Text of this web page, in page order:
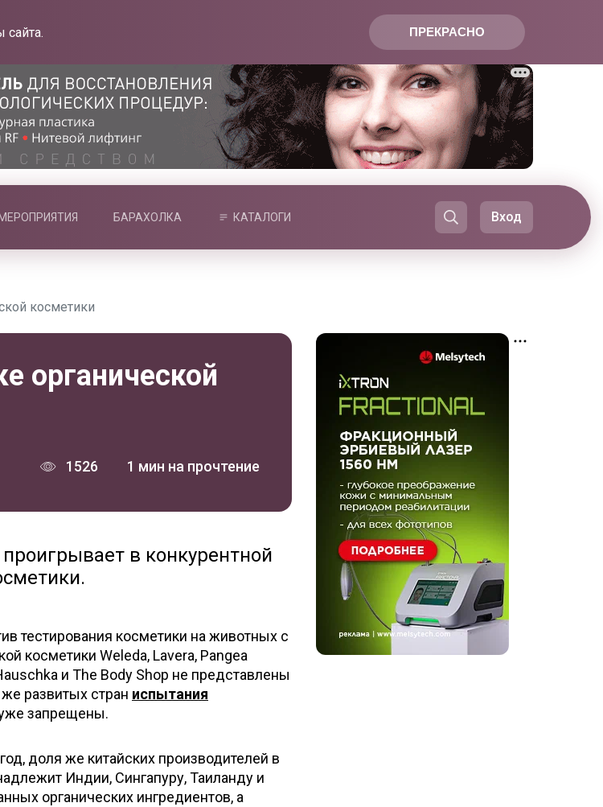
ПРЕКРАСНО
МЕРОПРИЯТИЯ БАРАХОЛКА КАТАЛОГИ Вход
косметики
органической
1526 1 мин на прочтение
в конкурентной
тестирования косметики на животных с
косметики Weleda, Lavera, Pangea
и The Body Shop не представлены
развитых стран испытания
запрещены.
доля же китайских производителей в
Индии, Сингапуру, Таиланду и
органических ингредиентов, а